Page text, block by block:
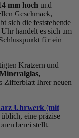
mm hoch und
Geschmack,
sich die feststehende
handelt es sich um
für ein
Kratzern und
Zifferblatt Ihrer neuen
Uhrwerk (mit
eine präzise
bereitstellt: